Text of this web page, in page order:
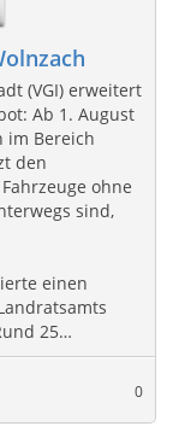
(VGI) erweitert
Ab 1. August
im Bereich
den
ohne
sind,
einen
25…
0